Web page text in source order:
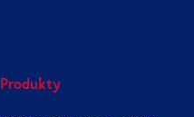
Produkty